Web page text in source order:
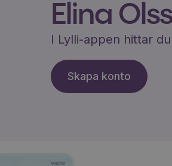
Elina
I Lylli-appen hittar
Skapa konto